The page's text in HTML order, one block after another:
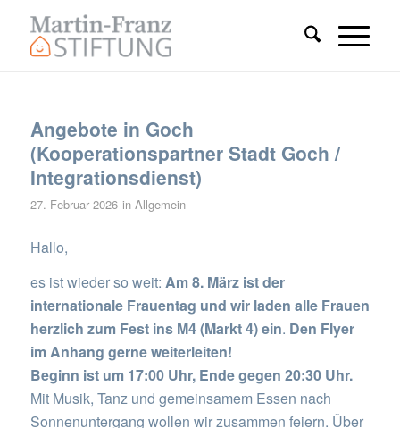
Angebote in Goch
(Kooperationspartner Stadt Goch /
Integrationsdienst)
27. Februar 2026 in Allgemein
Hallo,
es ist wieder so weit: Am8. März ist der
internationale Frauentag und wir laden alle Frauen
herzlich zum Fest ins M4 (Markt 4) ein. Den Flyer
im Anhang gerne weiterleiten!
Beginn ist um 17:00 Uhr, Ende gegen 20:30 Uhr.
Mit Musik, Tanz und gemeinsamem Essen nach
Sonnenuntergang wollen wir zusammen feiern. Über